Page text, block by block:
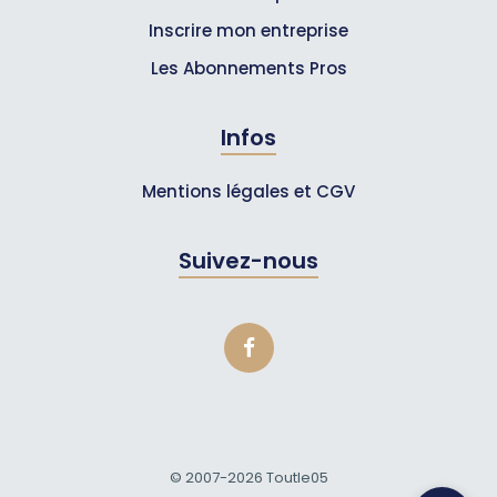
Inscrire mon entreprise
Les Abonnements Pros
Infos
Mentions légales et CGV
Suivez-nous
© 2007-2026 Toutle05